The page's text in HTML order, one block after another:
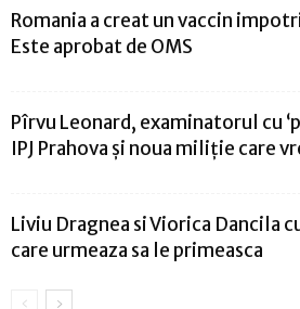
Romania a creat un vaccin
Este aprobat de OMS
Pîrvu Leonard, examinatorul cu
IPJ Prahova și noua miliție care
Liviu Dragnea si Viorica Dancila
care urmeaza sa le primeasca